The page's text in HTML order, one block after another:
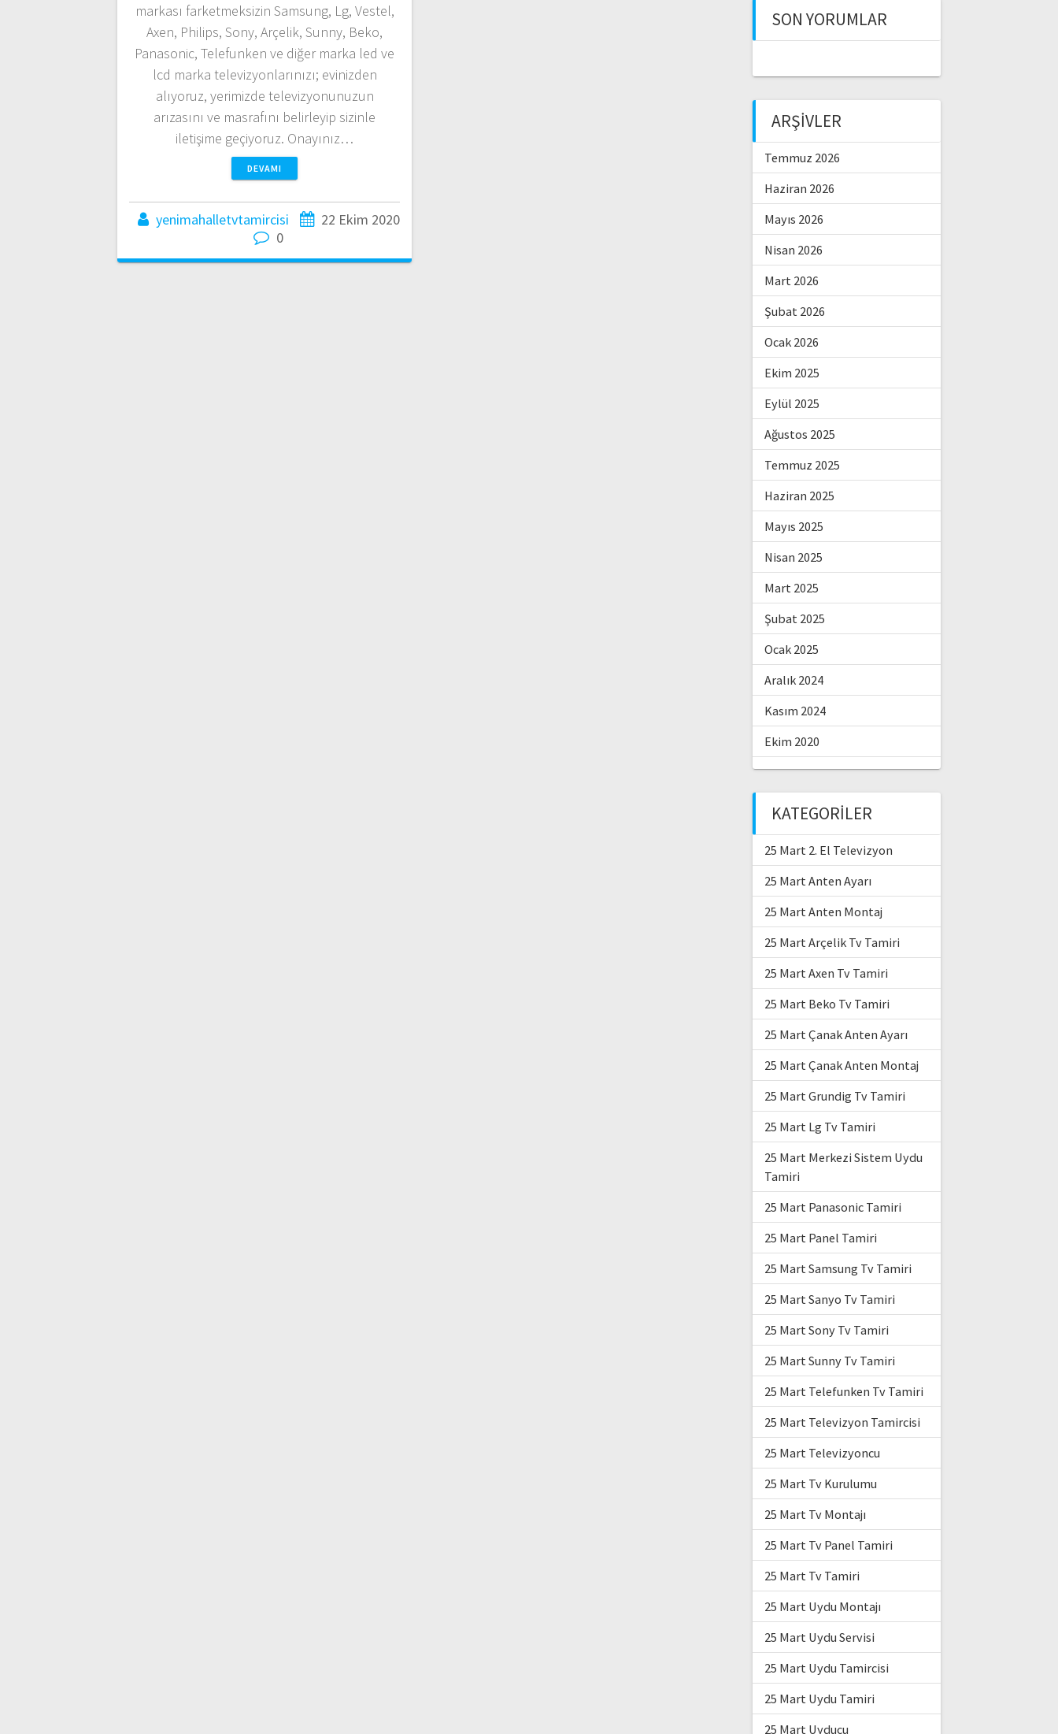
markası farketmeksizin Samsung, Lg, Vestel,
Axen, Philips, Sony, Arçelik, Sunny, Beko,
Panasonic, Telefunken ve diğer marka led ve
lcd marka televizyonlarınızı; evinizden
alıyoruz, yerimizde televizyonunuzun
arızasını ve masrafını belirleyip sizinle
iletişime geçiyoruz. Onayınız…
DEVAMI
yenimahalletvtamircisi
22 Ekim 2020
0
SON YORUMLAR
ARŞIVLER
Temmuz 2026
Haziran 2026
Mayıs 2026
Nisan 2026
Mart 2026
Şubat 2026
Ocak 2026
Ekim 2025
Eylül 2025
Ağustos 2025
Temmuz 2025
Haziran 2025
Mayıs 2025
Nisan 2025
Mart 2025
Şubat 2025
Ocak 2025
Aralık 2024
Kasım 2024
Ekim 2020
KATEGORILER
25 Mart 2. El Televizyon
25 Mart Anten Ayarı
25 Mart Anten Montaj
25 Mart Arçelik Tv Tamiri
25 Mart Axen Tv Tamiri
25 Mart Beko Tv Tamiri
25 Mart Çanak Anten Ayarı
25 Mart Çanak Anten Montaj
25 Mart Grundig Tv Tamiri
25 Mart Lg Tv Tamiri
25 Mart Merkezi Sistem Uydu
Tamiri
25 Mart Panasonic Tamiri
25 Mart Panel Tamiri
25 Mart Samsung Tv Tamiri
25 Mart Sanyo Tv Tamiri
25 Mart Sony Tv Tamiri
25 Mart Sunny Tv Tamiri
25 Mart Telefunken Tv Tamiri
25 Mart Televizyon Tamircisi
25 Mart Televizyoncu
25 Mart Tv Kurulumu
25 Mart Tv Montajı
25 Mart Tv Panel Tamiri
25 Mart Tv Tamiri
25 Mart Uydu Montajı
25 Mart Uydu Servisi
25 Mart Uydu Tamircisi
25 Mart Uydu Tamiri
25 Mart Uyducu